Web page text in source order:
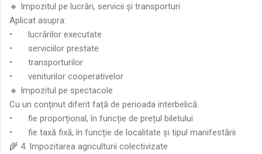
🔸 Impozitul pe lucrări, servicii și transporturi
Aplicat asupra:
•
lucrărilor executate
•
serviciilor prestate
•
transporturilor
•
veniturilor cooperativelor
🔸 Impozitul pe spectacole
Cu un conținut diferit față de perioada interbelică:
•
fie proporțional, în funcție de prețul biletului
•
fie taxă fixă, în funcție de localitate și tipul manifestării
🌾 4. Impozitarea agriculturii colectivizate